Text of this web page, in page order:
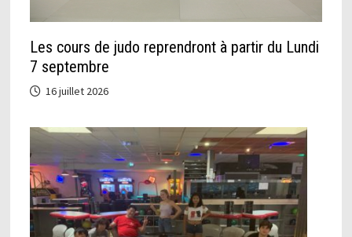
Les cours de judo reprendront à partir du Lundi
7 septembre
16 juillet 2026